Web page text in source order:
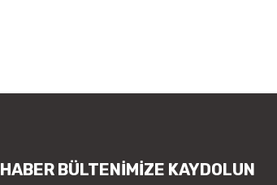
HABER BÜLTENİMİZE KAYDOLUN